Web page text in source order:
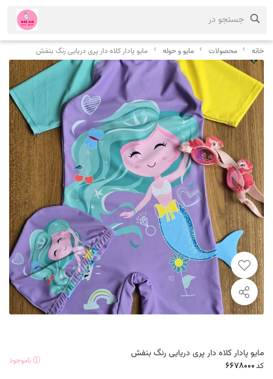
خانه محصولات مایو و حوله مایو پادار کلاه دار پری دریایی رنگ بنفش
مایو پادار کلاه دار پری دریایی رنگ بنفش
کد ناموجود
جستجو در